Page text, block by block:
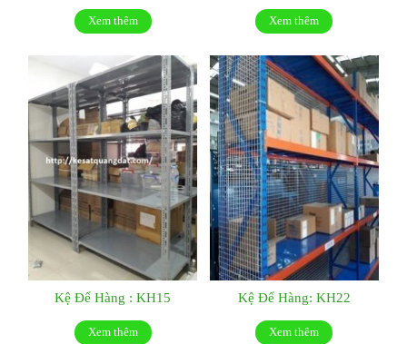
Xem thêm Xem thêm
Kệ Để Hàng : KH15
Xem thêm
Kệ Để Hàng: KH22
Xem thêm